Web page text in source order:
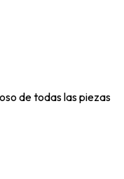
de todas las piezas